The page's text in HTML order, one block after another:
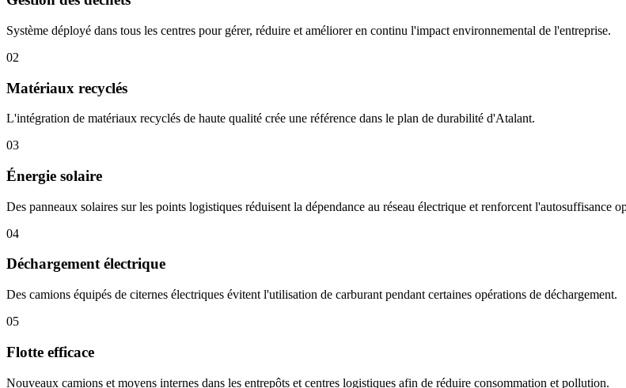
Système déployé dans tous les centres pour gérer, réduire et améliorer en continu l'impact environnemental de l'entreprise.
02
Matériaux recyclés
L'intégration de matériaux recyclés de haute qualité crée une référence dans le plan de durabilité d'Atalant.
03
Énergie solaire
Des panneaux solaires sur les points logistiques réduisent la dépendance au réseau électrique et renforcent l'autosuffisance
04
Déchargement électrique
Des camions équipés de citernes électriques évitent l'utilisation de carburant pendant certaines opérations de déchargement.
05
Flotte efficace
Nouveaux camions et moyens internes dans les entrepôts et centres logistiques afin de réduire consommation et pollution.